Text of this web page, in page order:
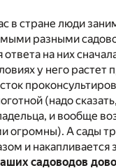
в стране люди
разными
на них
у него
(надо
и вообще
А сады
и накапливается
садоводов